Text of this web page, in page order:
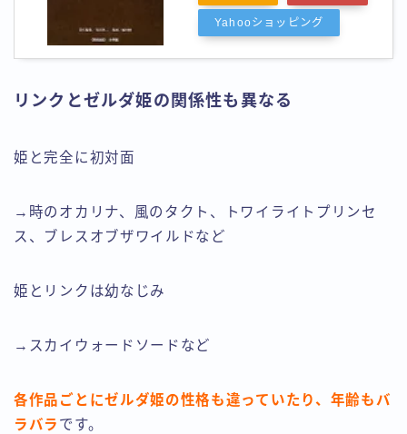
Yahooショッピング
リンクとゼルダ姫の関係性も異なる
姫と完全に初対面
→時のオカリナ、風のタクト、トワイライトプリンセ
ス、ブレスオブザワイルドなど
姫とリンクは幼なじみ
→スカイウォードソードなど
各作品ごとにゼルダ姫の性格も違っていたり、年齢もバ
ラバラ です。